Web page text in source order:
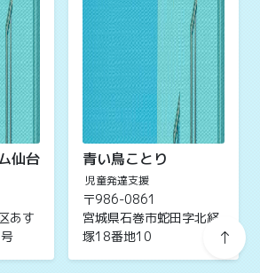
仙台
あす
青い鳥ことり
児童発達支援
〒986-0861
宮城県石巻市蛇田字北経
塚18番地10